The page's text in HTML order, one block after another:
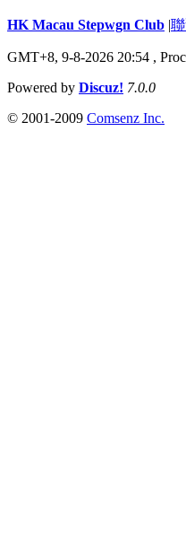
HK Macau Stepwgn Club |
GMT+8, 9-8-2026 20:54 ,
Powered by Discuz! 7.0.0
© 2001-2009 Comsenz Inc.